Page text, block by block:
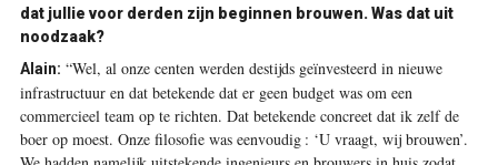
dat jullie voor derden zijn beginnen brouwen. Was dat uit
noodzaak?
Alain: “Wel, al onze centen werden destijds geïnvesteerd in nieuwe
infrastructuur en dat betekende dat er geen budget was om een
commercieel team op te richten. Dat betekende concreet dat ik zelf de
boer op moest. Onze filosofie was eenvoudig : ‘U vraagt, wij brouwen’.